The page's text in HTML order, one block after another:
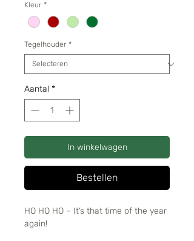
Kleur *
Tegelhouder *
Aantal *
In winkelwagen
Bestellen
HO HO HO – It’s that time of the year
again!